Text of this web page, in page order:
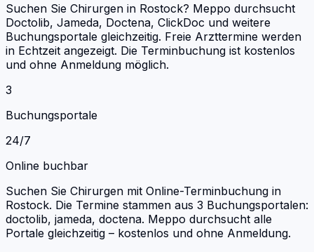
Suchen Sie Chirurgen in Rostock? Meppo durchsucht
Doctolib, Jameda, Doctena, ClickDoc und weitere
Buchungsportale gleichzeitig. Freie Arzttermine werden
in Echtzeit angezeigt. Die Terminbuchung ist kostenlos
und ohne Anmeldung möglich.
3
Buchungsportale
24/7
Online buchbar
Suchen Sie Chirurgen mit Online-Terminbuchung in
Rostock. Die Termine stammen aus 3 Buchungsportalen:
doctolib, jameda, doctena. Meppo durchsucht alle
Portale gleichzeitig – kostenlos und ohne Anmeldung.